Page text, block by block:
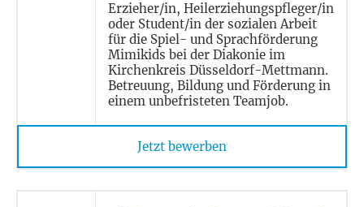
Erzieher/in, Heilerziehungspfleger/in
oder Student/in der sozialen Arbeit
für die Spiel- und Sprachförderung
Mimikids bei der Diakonie im
Kirchenkreis Düsseldorf-Mettmann.
Betreuung, Bildung und Förderung in
einem unbefristeten Teamjob.
Jetzt bewerben